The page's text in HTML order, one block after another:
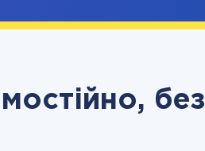
без